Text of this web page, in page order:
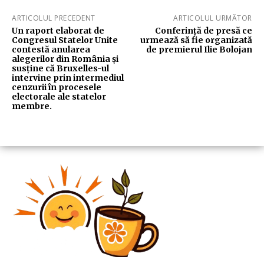
ARTICOLUL PRECEDENT
Un raport elaborat de
Congresul Statelor Unite
contestă anularea
alegerilor din România și
susține că Bruxelles-ul
intervine prin intermediul
cenzurii în procesele
electorale ale statelor
membre.
ARTICOLUL URMĂTOR
Conferință de presă ce
urmează să fie organizată
de premierul Ilie Bolojan